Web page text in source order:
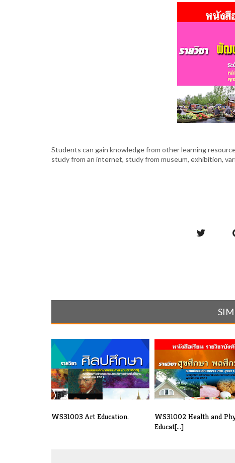
Students can gain knowledge from other learning
study from an internet, study from museum, exhibition,
WS31003 Art Education.
WS31002 Health and
Educat[...]